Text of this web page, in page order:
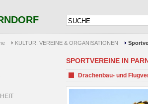
KULTUR, VEREINE & ORGANISATIONEN
SPORTVEREINE IN
Drachenbau- und